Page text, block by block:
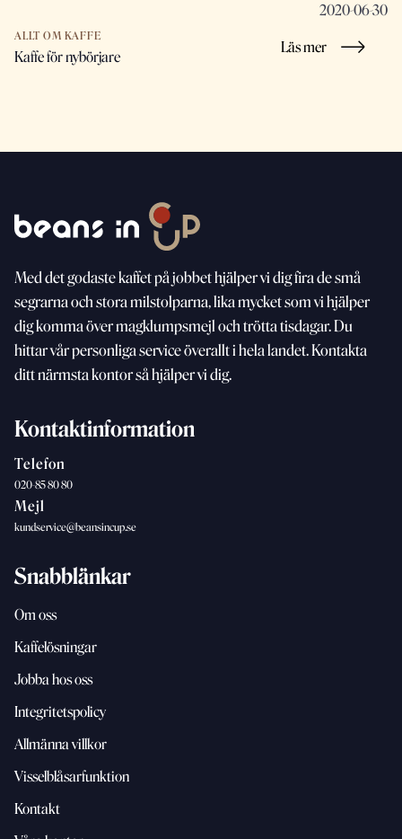
2020-06-30
ALLT OM KAFFE
Kaffe för nybörjare
Läs mer
Meddet godaste kaffet på jobbet hjälper vi dig fira de små
segrarna och stora milstolparna, lika mycket som vihjälper
dig komma över magklumpsmejl och tröttatisdagar. Du
hittar vår personliga service överallt i hela landet. Kontakta
ditt närmsta kontor så hjälper vi dig.
Kontaktinformation
Telefon
020-85 80 80
Mejl
kundservice@beansincup.se
Snabblänkar
Om oss
Kaffelösningar
Jobba hos oss
Integritetspolicy
Allmänna villkor
Visselblåsarfunktion
Kontakt